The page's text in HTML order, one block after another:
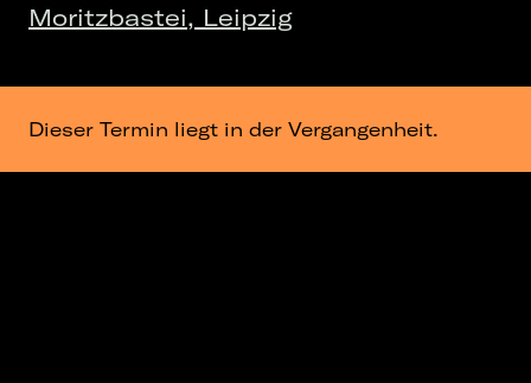
Moritzbastei, Leipzig
Dieser Termin liegt in der Vergangenheit.